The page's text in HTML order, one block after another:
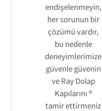
endişelenmeyin,
her sorunun bir
çözümü vardır,
bu nedenle
deneyimlerimize
güvenle güvenin
ve Ray Dolap
Kapılarını ®
tamir ettirmeniz